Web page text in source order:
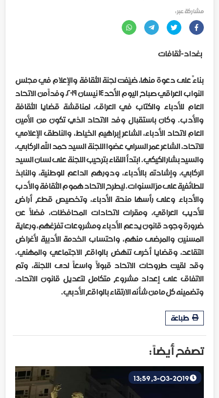
مشاركة عبر :
بغداد-ثقافات
بناءً على دعوة منها، ضيّفت لجنة الثقافة والإعلام في مجلس
النواب العراقي صباح اليوم الأحد ١٤ نيسان ٢٠١٩، وفداً من الاتحاد
العام للأدباء والكتّاب في العراق، لمناقشة قضايا الثقافة
والأدب. وكان باستقبال وفد الاتحاد الذي تكون من الأمين
العام لاتحاد الأدباء، الشاعر إبراهيم الخياط، والناطق الإعلامي
للاتحاد، الشاعر عمر السراي عضوا اللجنة السيد حمد الله الركابي،
والسيد بشار الكيكي. ابتدأ اللقاء بترحيب اللجنة على لسان السيد
الركابي، وإشادته بالأدباء، ودورهم الداعم للوطنية، والنابذ
للطائفية على مرّ السنوات. ليطرح الاتحاد هموم الثقافة والأدب
والأدباء وعلى رأسها منحة الأدباء، وتخصيص قطع أراضٍ
للأديب العراقي، ومقرات لاتحادات المحافظات، فضلاً عن
ضرورة وجود قانون يدعم الأدباء ومشروعات تفرّغهم، ورعاية
المسنين والمرضى منهم، واحتساب الخدمة الأدبية لأغراض
التقاعد، وقضايا أخرى تنهض بالواقع الاجتماعي والمهني.
وقد لقيت طروحات الاتحاد قبولاً واسعاً لدى اللجنة، وتم
الاتفاق على إعداد مشروع متكامل لتعديل قانون الاتحاد،
وتضمينه كل ما من شأنه الارتقاء بالواقع الأدبي.
طباعة
تصفح أيضاً :